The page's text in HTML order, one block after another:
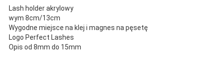
Lash holder akrylowy
wym 8cm/13cm
Wygodne miejsce na klej i magnes na pęsetę
Logo Perfect Lashes
Opis od 8mm do 15mm